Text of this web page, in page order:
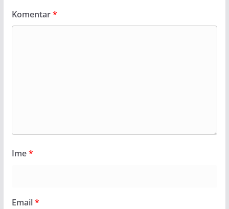
Komentar*
Ime*
Email*